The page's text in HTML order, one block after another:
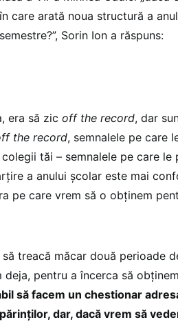
care arată noua structură a
Sorin Ion a răspuns:
era să zic off the record, dar
the record, semnalele pe care
tăi – semnalele pe care
a anului școlar este mai
pe care vrem să o obținem
treacă măcar două perioade
deja, pentru a încerca să
să facem un chestionar
dar, dacă vrem să